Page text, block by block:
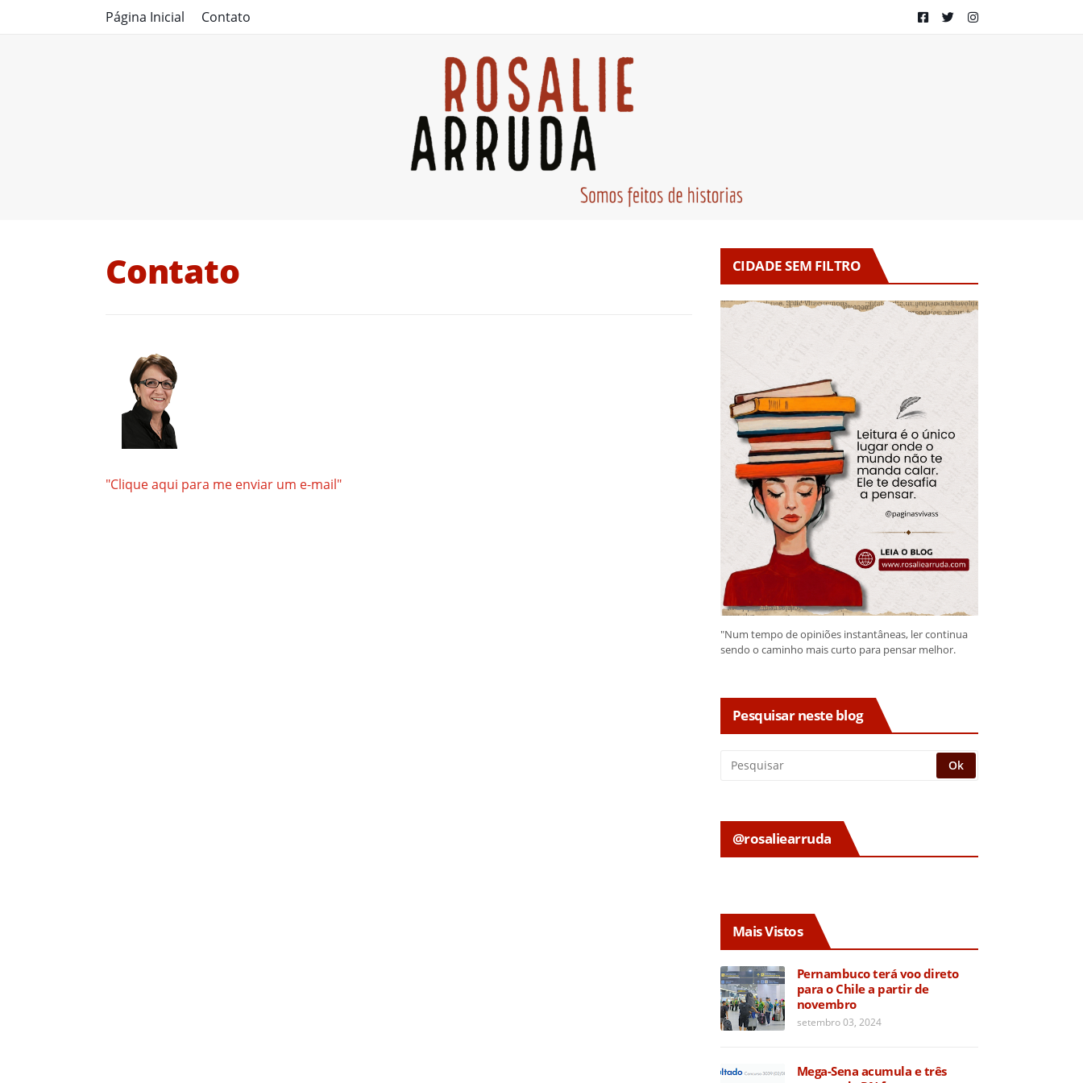
Página Inicial Contato
Contato
"Clique aqui para me enviar um e-mail"
CIDADE SEM FILTRO
"Num tempo de opiniões instantâneas, ler continua
sendo o caminho mais curto para pensar melhor.
Pesquisar neste blog
@rosaliearruda
Mais Vistos
Pernambuco terá voo direto
para o Chile a partir de
novembro
setembro 03, 2024
Mega-Sena acumula e três